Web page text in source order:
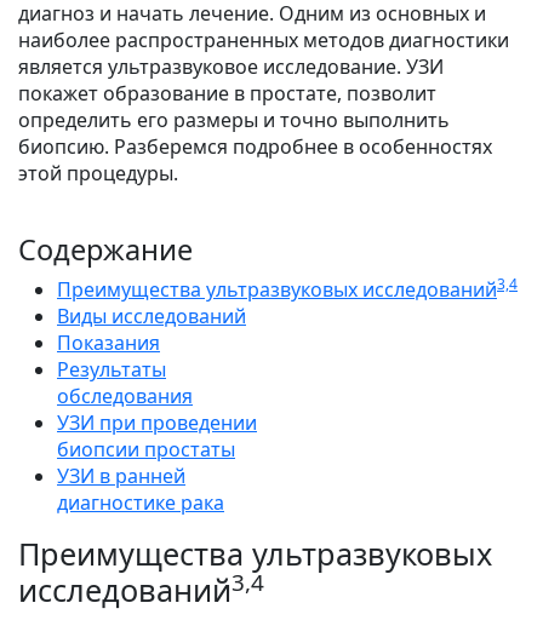
диагноз и начать лечение. Одним из основных и
наиболее распространенных методов диагностики
является ультразвуковое исследование. УЗИ
покажет образование в простате, позволит
определить его размеры и точно выполнить
биопсию. Разберемся подробнее в особенностях
этой процедуры.
Содержание
Преимущества ультразвуковых исследований3,4
Виды исследований
Показания
Результаты
обследования
УЗИ при проведении
биопсии простаты
УЗИ в ранней
диагностике рака
Преимущества ультразвуковых
исследований3,4